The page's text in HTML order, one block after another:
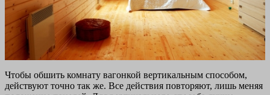
Чтобы обшить комнату вагонкой вертикальным способом,
действуют точно так же. Все действия повторяют, лишь меняя